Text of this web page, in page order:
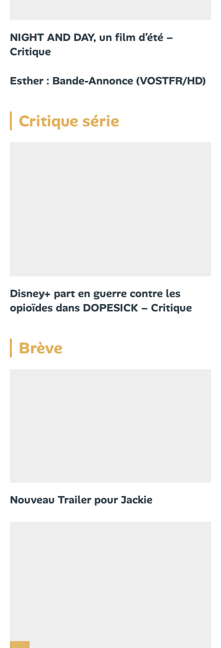
NIGHT AND DAY, un film d’été –
Critique
Esther : Bande-Annonce (VOSTFR/HD)
Critique série
Disney+ part en guerre contre les
opioïdes dans DOPESICK – Critique
Brève
Nouveau Trailer pour Jackie